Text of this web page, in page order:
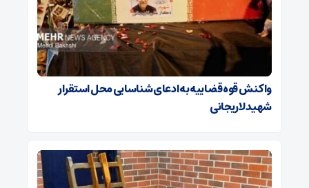
واکنش قوه قضاییه به ادعای شناسایی محل استقرار
شهید لاریجانی